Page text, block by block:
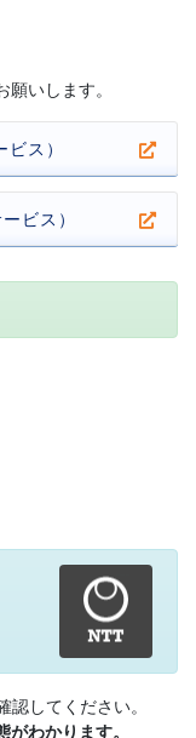
いします。
ス）
ビス）
してください。
わかります。